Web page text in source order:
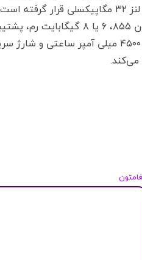
سایر مشخصات این گوشی هوشمند شامل چیپست